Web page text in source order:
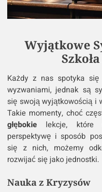
Wyjątkowe
Każdy z nas spotyka
wyzwaniami, jednak są
się swoją wyjątkowością i
Takie momenty, choć
głębokie lekcje, które
perspektywę i sposób
się z nich, możemy
rozwijać się jako jednostki.
Nauka z Kryzysów